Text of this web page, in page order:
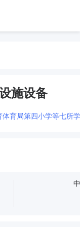
施设备
体育局第四小学等七所